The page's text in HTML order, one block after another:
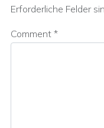
Erforderliche Felder
Comment *